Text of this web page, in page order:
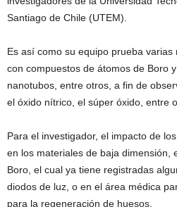
Santiago de Chile (UTEM).
Es así como su equipo prueba
con compuestos de átomos de Boro
nanotubos, entre otros, a fin de
el óxido nítrico, el súper óxido, entre
Para el investigador, el impacto de
en los materiales de baja dimensión,
Boro, el cual ya tiene registradas
diodos de luz, o en el área médica
para la regeneración de huesos.